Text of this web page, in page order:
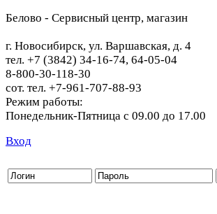
Белово - Сервисный центр, магазин
г. Новосибирск, ул. Варшавская, д. 4
тел. +7 (3842) 34-16-74, 64-05-04
8-800-30-118-30
сот. тел. +7-961-707-88-93
Режим работы:
Понедельник-Пятница с 09.00 до 17.00
Вход